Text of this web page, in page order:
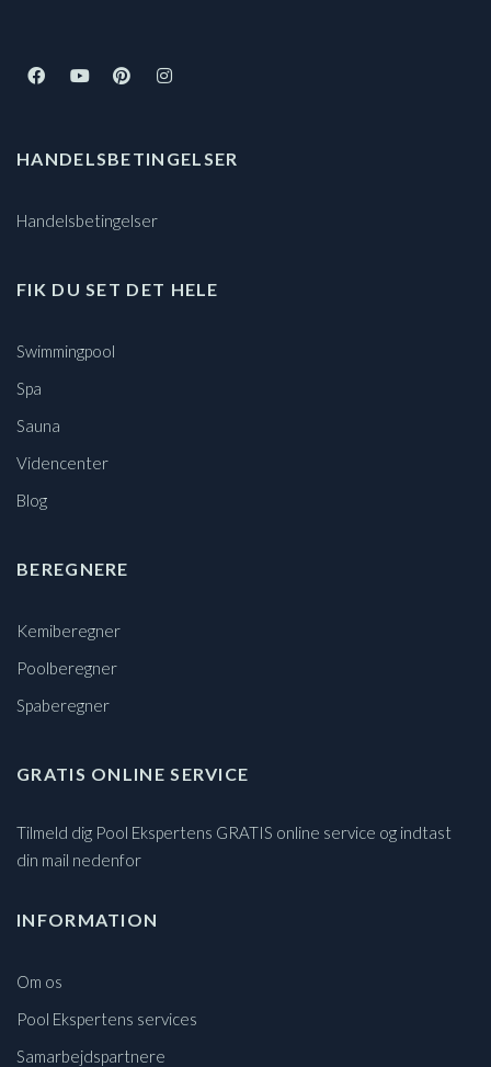
HANDELSBETINGELSER
Handelsbetingelser
FIK DU SET DET HELE
Swimmingpool
Spa
Sauna
Videncenter
Blog
BEREGNERE
Kemiberegner
Poolberegner
Spaberegner
GRATIS ONLINE SERVICE
Tilmeld dig Pool Ekspertens GRATIS online service og indtast
din mail nedenfor
INFORMATION
Om os
Pool Ekspertens services
Samarbejdspartnere